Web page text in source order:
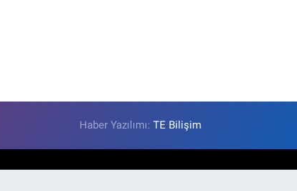
Haber Yazılımı:TE Bilişim